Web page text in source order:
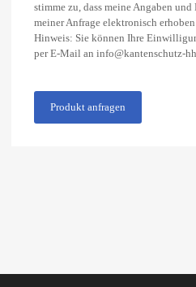
stimme zu, dass meine Angaben
meiner Anfrage elektronisch
Hinweis: Sie können Ihre
per E-Mail an info@kantenschutz-